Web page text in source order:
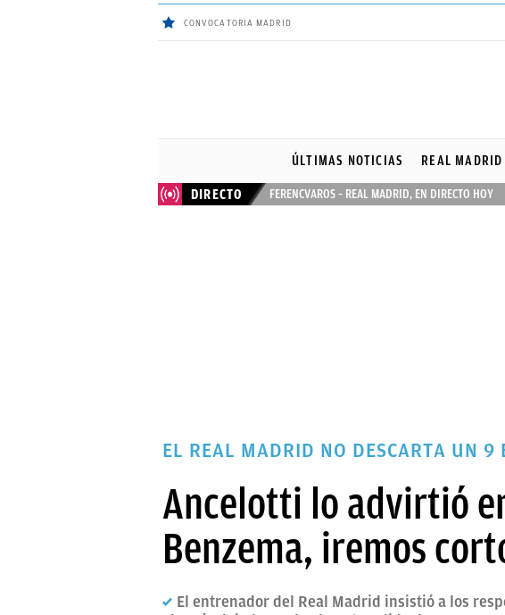
CONVOCATORIA MADRID
REAL
OKDIARIO
ÚLTIMAS NOTICIAS REAL MADRID
DIRECTO FERENCVAROS – REAL MADRID, EN DIRECTO HOY
EL REAL MADRID NO DESCARTA UN 9
Ancelotti lo advirtió
Benzema, iremos
El entrenador del Real Madrid insistió a los